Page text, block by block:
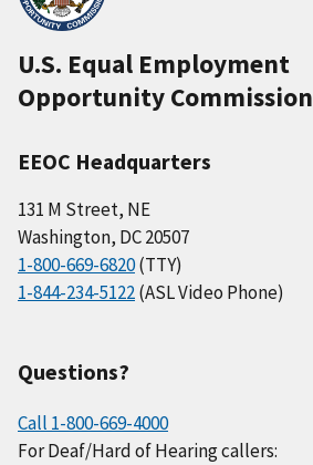
U.S. Equal Employment
Opportunity Commission
EEOC Headquarters
131 M Street, NE
Washington, DC 20507
1-800-669-6820(TTY)
1-844-234-5122(ASL Video Phone)
Questions?
Call 1-800-669-4000
For Deaf/Hard of Hearing callers: